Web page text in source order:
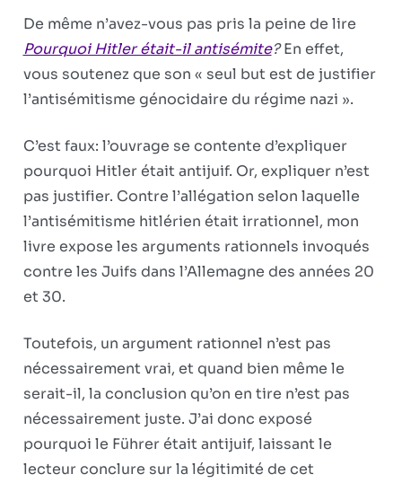
De même n’avez-vous pas pris la peine de lire
Pourquoi Hitler était-il antisémite?En effet,
vous soutenez que son « seul but est de justifier
l’antisémitisme génocidaire du régime nazi ».
C’est faux: l’ouvrage se contente d’expliquer
pourquoi Hitler était antijuif. Or, expliquer n’est
pas justi­fier. Contre l’allégation selon laquelle
l’antisémitisme hitlérien était irrationnel, mon
livre expose les arguments rationnels invoqués
contre les Juifs dans l’Allemagne des années 20
et 30.
Toutefois, un argument rationnel n’est pas
nécessairement vrai, et quand bien même le
serait-il, la conclusion qu’on en tire n’est pas
nécessairement juste. J’ai donc exposé
pourquoi le Führer était antijuif, laissant le
lecteur conclure sur la légitimité de cet